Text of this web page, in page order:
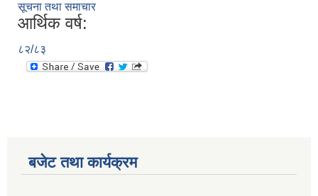
सूचना तथा समाचार
आर्थिक वर्ष:
८२/८३
बजेट तथा कार्यक्रम